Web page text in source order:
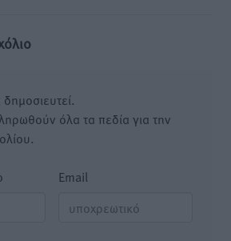
όλα τα πεδία για την
Email